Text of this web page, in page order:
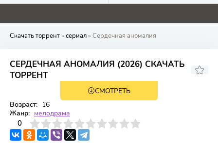
4.1 5.2 0 0
Скачать торрент» сериал» Сердечная аномалия
СЕРДЕЧНАЯ АНОМАЛИЯ (2026) СКАЧАТЬ
ТОРРЕНТ
1 сезон 4 серияСМОТРЕТЬ
Возраст: 16
Жанр: мелодрама
0
4 6 7 8 9 10